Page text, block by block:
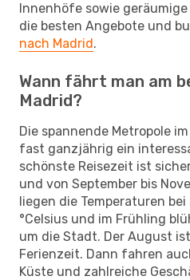
Innenhöfe sowie
die besten Angebote und
nach Madrid.
Wann fährt man am
Madrid?
Die spannende Metropole
fast ganzjährig ein
schönste Reisezeit ist
und von September bis
liegen die Temperaturen bei
°Celsius und im Frühling
um die Stadt. Der August
Ferienzeit. Dann fahren
Küste und zahlreiche